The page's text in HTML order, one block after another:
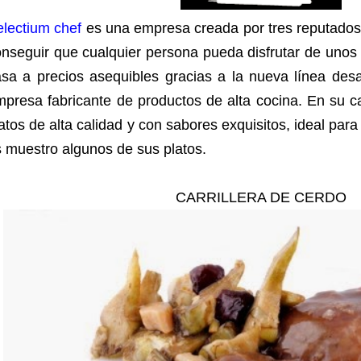
chef es una empresa creada por tres
que cualquier persona pueda disfrutar de
a precios asequibles gracias a la nueva línea
fabricante de productos de alta cocina. En su
de alta calidad y con sabores exquisitos, ideal
muestro algunos de sus platos.
CARRILLERA DE CERDO